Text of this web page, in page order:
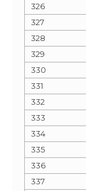
326
327
328
329
330
331
332
333
334
335
336
337